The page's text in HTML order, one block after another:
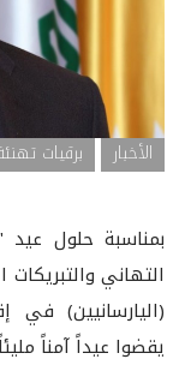
الأخبار برقيات
بمناسبة حلول عيد
التهاني والتبريكات
(اليارسانيين) في
يقضوا عيداً آمناً